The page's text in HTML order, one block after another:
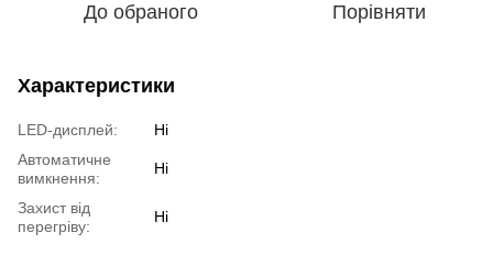
До обраного Порівняти
Характеристики
LED-дисплей:
Ні
Автоматичне
вимкнення:
Ні
Захист від
перегріву:
Ні